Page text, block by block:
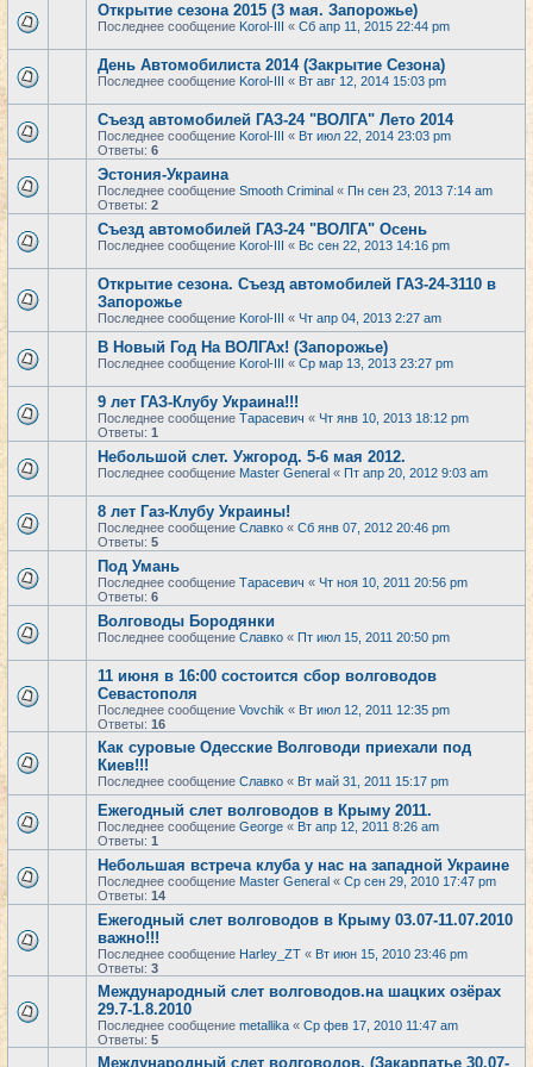
Открытие сезона 2015 (3 мая. Запорожье)
Последнее сообщение Korol-III « Сб апр 11, 2015 22:44 pm
День Автомобилиста 2014 (Закрытие Сезона)
Последнее сообщение Korol-III « Вт авг 12, 2014 15:03 pm
Съезд автомобилей ГАЗ-24 "ВОЛГА" Лето 2014
Последнее сообщение Korol-III « Вт июл 22, 2014 23:03 pm
Ответы: 6
Эстония-Украина
Последнее сообщение Smooth Criminal « Пн сен 23, 2013 7:14 am
Ответы: 2
Съезд автомобилей ГАЗ-24 "ВОЛГА" Осень
Последнее сообщение Korol-III « Вс сен 22, 2013 14:16 pm
Открытие сезона. Съезд автомобилей ГАЗ-24-3110 в
Запорожье
Последнее сообщение Korol-III « Чт апр 04, 2013 2:27 am
В Новый Год На ВОЛГАх! (Запорожье)
Последнее сообщение Korol-III « Ср мар 13, 2013 23:27 pm
9 лет ГАЗ-Клубу Украина!!!
Последнее сообщение Тарасевич « Чт янв 10, 2013 18:12 pm
Ответы: 1
Небольшой слет. Ужгород. 5-6 мая 2012.
Последнее сообщение Master General « Пт апр 20, 2012 9:03 am
8 лет Газ-Клубу Украины!
Последнее сообщение Славко « Сб янв 07, 2012 20:46 pm
Ответы: 5
Под Умань
Последнее сообщение Тарасевич « Чт ноя 10, 2011 20:56 pm
Ответы: 6
Волговоды Бородянки
Последнее сообщение Славко « Пт июл 15, 2011 20:50 pm
11 июня в 16:00 состоится сбор волговодов
Севастополя
Последнее сообщение Vovchik « Вт июл 12, 2011 12:35 pm
Ответы: 16
Как суровые Одесские Волговоди приехали под
Киев!!!
Последнее сообщение Славко « Вт май 31, 2011 15:17 pm
Ежегодный слет волговодов в Крыму 2011.
Последнее сообщение George « Вт апр 12, 2011 8:26 am
Ответы: 1
Небольшая встреча клуба у нас на западной Украине
Последнее сообщение Master General « Ср сен 29, 2010 17:47 pm
Ответы: 14
Ежегодный слет волговодов в Крыму 03.07-11.07.2010
важно!!!
Последнее сообщение Harley_ZT « Вт июн 15, 2010 23:46 pm
Ответы: 3
Международный слет волговодов.на шацких озёрах
29.7-1.8.2010
Последнее сообщение metallika « Ср фев 17, 2010 11:47 am
Ответы: 5
Международный слет волговодов. (Закарпатье 30.07-